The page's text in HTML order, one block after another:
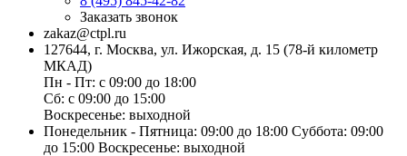
Заказать звонок
zakaz@ctpl.ru
127644, г. Москва, ул. Ижорская, д. 15 (78-й километр
МКАД)
Пн - Пт: с 09:00 до 18:00
Сб: с 09:00 до 15:00
Воскресенье: выходной
Понедельник - Пятница: 09:00 до 18:00 Суббота: 09:00
до 15:00 Воскресенье: выходной